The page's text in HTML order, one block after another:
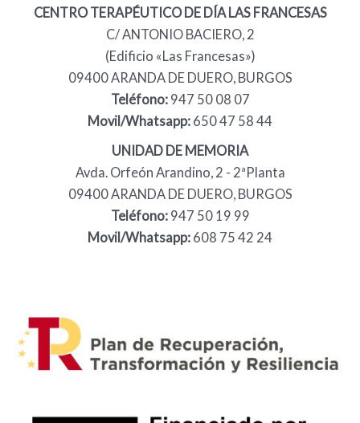
CENTRO TERAPÉUTICO DE DÍA LAS FRANCESAS
C/ ANTONIO BACIERO, 2
(Edificio «Las Francesas»)
09400 ARANDA DE DUERO, BURGOS
Teléfono: 947 50 08 07
Movil/Whatsapp: 650 47 58 44
UNIDAD DE MEMORIA
Avda. Orfeón Arandino, 2 - 2ªPlanta
09400 ARANDA DE DUERO, BURGOS
Teléfono: 947 50 19 99
Movil/Whatsapp: 608 75 42 24